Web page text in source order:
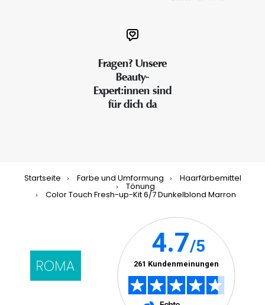
Fragen? Unsere
Beauty-
Expert:innen sind
für dich da
Startseite Farbe und Umformung Haarfärbemittel
Tönung
Color Touch Fresh-up-Kit 6/7 Dunkelblond Marron